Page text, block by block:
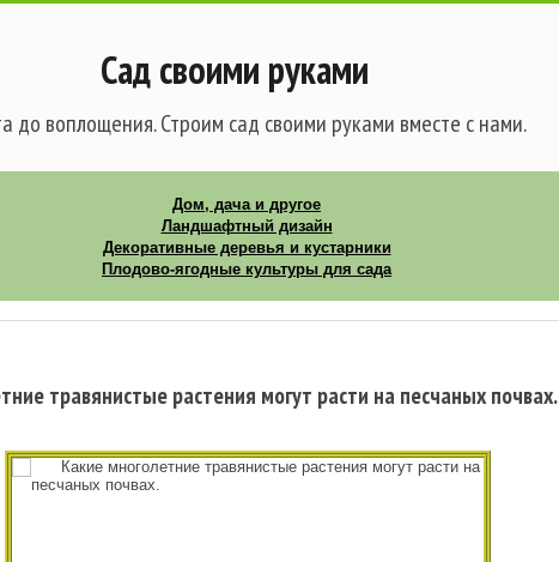
Сад своими руками
до воплощения. Строим сад своими руками вместе с нами.
Дом, дача и другое
Ландшафтный дизайн
Декоративные деревья и кустарники
Плодово-ягодные культуры для сада
травянистые растения могут расти на песчаных почвах.